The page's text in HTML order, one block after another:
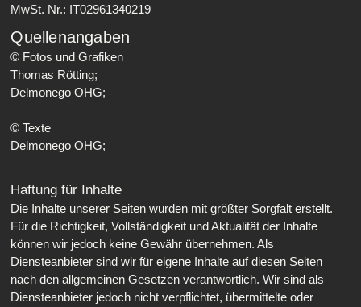
MwSt. Nr.: IT02961340219
Quellenangaben
© Fotos und Grafiken
Thomas Rötting;
Delmonego OHG;
© Texte
Delmonego OHG;
Haftung für Inhalte
Die Inhalte unserer Seiten wurden mit größter Sorgfalt erstellt.
Für die Richtigkeit, Vollständigkeit und Aktualität der Inhalte
können wir jedoch keine Gewähr übernehmen. Als
Diensteanbieter sind wir für eigene Inhalte auf diesen Seiten
nach den allgemeinen Gesetzen verantwortlich. Wir sind als
Diensteanbieter jedoch nicht verpflichtet, übermittelte oder